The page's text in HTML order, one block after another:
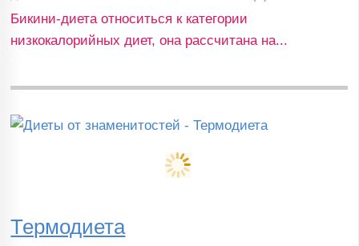
Бикини-диета относиться к категории
низкокалорийных диет, она рассчитана на...
Термодиета